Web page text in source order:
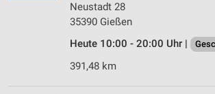
Neustadt 28
35390 Gießen
Heute 10:00 - 20:00 Uhr |
391,48 km